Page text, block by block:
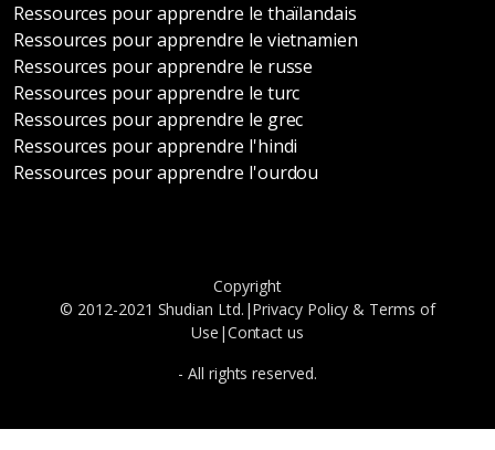
Ressources pour apprendre le thaïlandais
Ressources pour apprendre le vietnamien
Ressources pour apprendre le russe
Ressources pour apprendre le turc
Ressources pour apprendre le grec
Ressources pour apprendre l'hindi
Ressources pour apprendre l'ourdou
Copyright
© 2012-2021 Shudian Ltd.|Privacy Policy & Terms of
Use |Contact us
- All rights reserved.